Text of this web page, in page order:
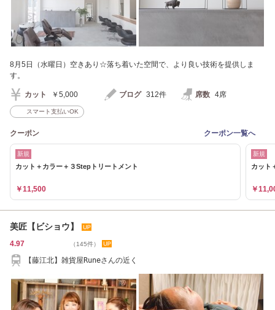
8月5日（水曜日）空きあり☆落ち着いた空間で、より良い技術を提供しま
す。
カット ￥5,000 ブログ 312件 席数 4席
スマート支払いOK
クーポン クーポン一覧へ
新規
カット＋カラー＋３Stepトリートメント
￥11,500
新規
カット
￥
美匠【ビショウ】
4.97 （145件）
【藤江北】雑貨屋Runeさんの近く